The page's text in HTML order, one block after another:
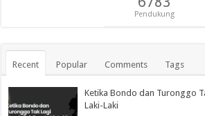
Pendukung
Recent Popular Comments Tags
Ketika Bondo dan Turonggo
Laki-Laki